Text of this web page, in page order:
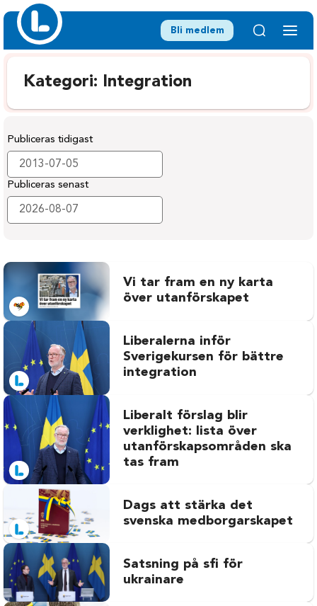
Bli medlem
Kategori: Integration
Publiceras tidigast
Publiceras senast
Vi tar fram en ny karta
över utanförskapet
Liberalerna inför
Sverigekursen för bättre
integration
Liberalt förslag blir
verklighet: lista över
utanförskapsområden ska
tas fram
Dags att stärka det
svenska medborgarskapet
Satsning på sfi för
ukrainare